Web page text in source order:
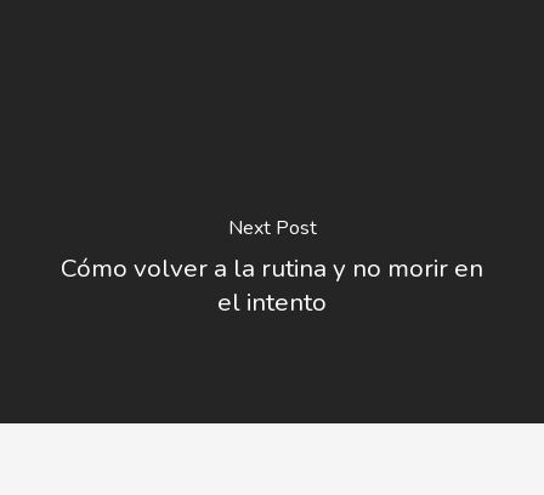
Next Post
Cómo volver a la rutina y no morir en
el intento